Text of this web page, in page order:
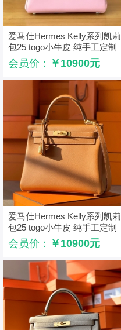
爱马仕Hermes Kelly系列凯莉
包25 togo小牛皮 纯手工定制
版 樱花粉
会员价： ￥10900元
爱马仕Hermes Kelly系列凯莉
包25 togo小牛皮 纯手工定制
版 棕色
会员价： ￥10900元